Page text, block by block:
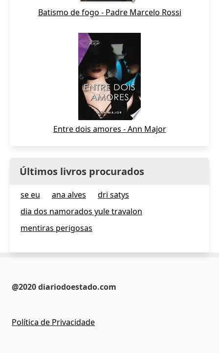
Batismo de fogo - Padre Marcelo Rossi
Entre dois amores - Ann Major
Últimos livros procurados
se eu ana alves
dri satys
dia dos namorados yule travalon
mentiras perigosas
@2020 diariodoestado.com
Política de Privacidade